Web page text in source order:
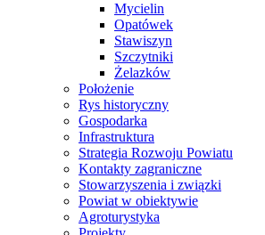
Mycielin
Opatówek
Stawiszyn
Szczytniki
Żelazków
Położenie
Rys historyczny
Gospodarka
Infrastruktura
Strategia Rozwoju Powiatu
Kontakty zagraniczne
Stowarzyszenia i związki
Powiat w obiektywie
Agroturystyka